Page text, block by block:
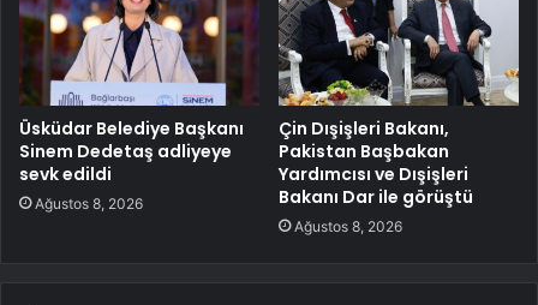
Üsküdar Belediye Başkanı
Sinem Dedetaş adliyeye
sevk edildi
Ağustos 8, 2026
Çin Dışişleri Bakanı,
Pakistan Başbakan
Yardımcısı ve Dışişleri
Bakanı Dar ile görüştü
Ağustos 8, 2026